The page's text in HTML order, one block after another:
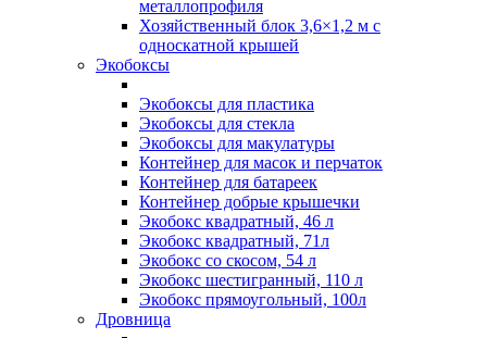
металлопрофиля
Хозяйственный блок 3,6×1,2 м с
односкатной крышей
Экобоксы
Экобоксы для пластика
Экобоксы для стекла
Экобоксы для макулатуры
Контейнер для масок и перчаток
Контейнер для батареек
Контейнер добрые крышечки
Экобокс квадратный, 46 л
Экобокс квадратный, 71л
Экобокс со скосом, 54 л
Экобокс шестигранный, 110 л
Экобокс прямоугольный, 100л
Дровница